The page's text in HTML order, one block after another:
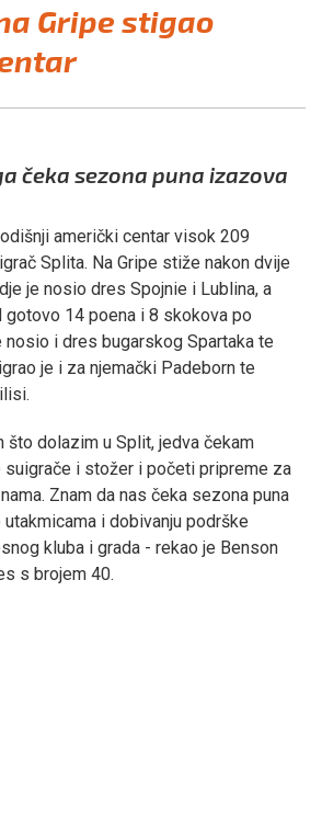
Gripe stigao
čeka sezona puna izazova
američki centar visok 209
Splita. Na Gripe stiže nakon dvije
je nosio dres Spojnie i Lublina, a
14 poena i 8 skokova po
nosio i dres bugarskog Spartaka te
je i za njemački Padeborn te
što dolazim u Split, jedva čekam
i stožer i početi pripreme za
Znam da nas čeka sezona puna
i dobivanju podrške
kluba i grada - rekao je Benson
s brojem 40.